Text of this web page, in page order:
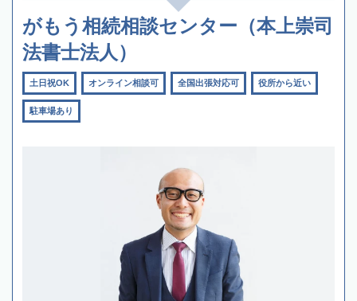
がもう相続相談センター（本上崇司
法書士法人）
土日祝OK オンライン相談可 全国出張対応可 役所から近い
駐車場あり